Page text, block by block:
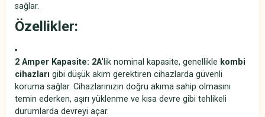
sağlar.
Özellikler:
2 Amper Kapasite: 2A'lik nominal kapasite, genellikle kombi
cihazları gibi düşük akım gerektiren cihazlarda güvenli
koruma sağlar. Cihazlarınızın doğru akıma sahip olmasını
temin ederken, aşırı yüklenme ve kısa devre gibi tehlikeli
durumlarda devreyi açar.